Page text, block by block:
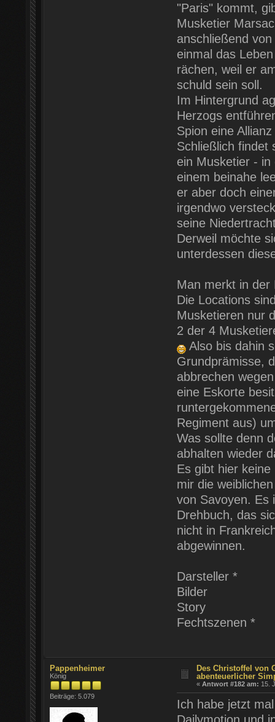
"Paris" kommt,
Musketier
anschließend
einmal das
rächen, weil er
schuld sein soll.
Im Hintergrund
Herzogs
Spion eine
Schließlich findet
ein Musketier - in
einem beinahe
er aber doch
irgendwo
seine
Derweil möchte
unterdessen
Man merkt in der
Die Locations
Musketieren nur
2 der 4
Also bis dahin
Grundprämisse,
abbrechen
eine Eskorte
Regiment aus)
Was sollte denn
abhalten wieder
Es gibt hier
mir die
von Savoyen. Es
Drehbuch, das
nicht in
abgewinnen.
Darsteller *
Bilder
Story
Fechtszenen *
Pappenheimer
König
Beiträge: 5.079
Des Christoffel von
abenteuerlicher
«Antwort #182 am: 15.
Ich habe jetzt